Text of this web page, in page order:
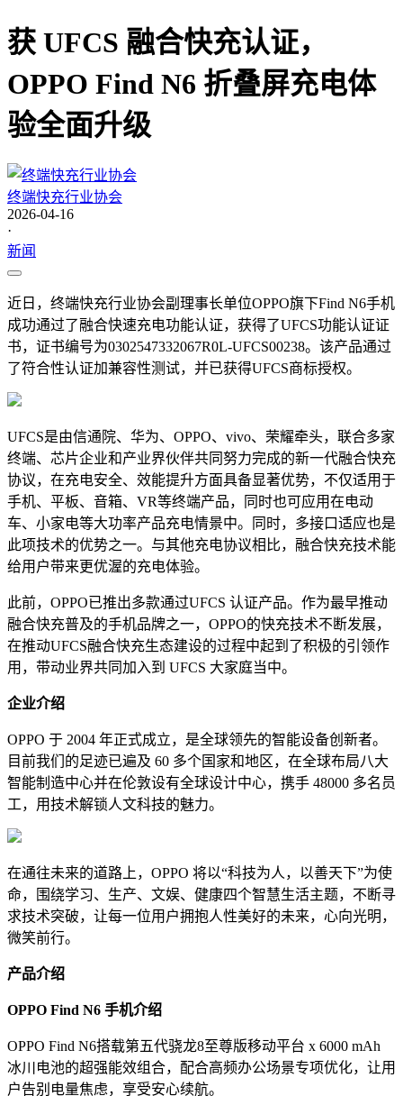
获 UFCS 融合快充认证，
OPPO Find N6 折叠屏充电体
验全面升级
终端快充行业协会
2026-04-16
·
新闻
近日，终端快充行业协会副理事长单位OPPO旗下Find N6手机
成功通过了融合快速充电功能认证，获得了UFCS功能认证证
书，证书编号为0302547332067R0L-UFCS00238。该产品通过
了符合性认证加兼容性测试，并已获得UFCS商标授权。
UFCS是由信通院、华为、OPPO、vivo、荣耀牵头，联合多家
终端、芯片企业和产业界伙伴共同努力完成的新一代融合快充
协议，在充电安全、效能提升方面具备显著优势，不仅适用于
手机、平板、音箱、VR等终端产品，同时也可应用在电动
车、小家电等大功率产品充电情景中。同时，多接口适应也是
此项技术的优势之一。与其他充电协议相比，融合快充技术能
给用户带来更优渥的充电体验。
此前，OPPO已推出多款通过UFCS 认证产品。作为最早推动
融合快充普及的手机品牌之一，OPPO的快充技术不断发展，
在推动UFCS融合快充生态建设的过程中起到了积极的引领作
用，带动业界共同加入到 UFCS 大家庭当中。
企业介绍
OPPO 于 2004 年正式成立，是全球领先的智能设备创新者。
目前我们的足迹已遍及 60 多个国家和地区，在全球布局八大
智能制造中心并在伦敦设有全球设计中心，携手 48000 多名员
工，用技术解锁人文科技的魅力。
在通往未来的道路上，OPPO 将以“科技为人，以善天下”为使
命，围绕学习、生产、文娱、健康四个智慧生活主题，不断寻
求技术突破，让每一位用户拥抱人性美好的未来，心向光明，
微笑前行。
产品介绍
OPPO Find N6 手机介绍
OPPO Find N6搭载第五代骁龙8至尊版移动平台 x 6000 mAh
冰川电池的超强能效组合，配合高频办公场景专项优化，让用
户告别电量焦虑，享受安心续航。